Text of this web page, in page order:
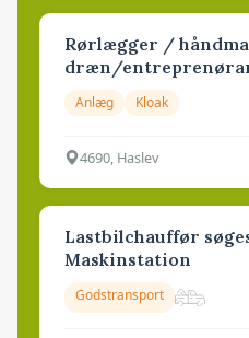
Rørlægger /
dræn/
Anlæg Kloak
4690, Haslev
Lastbilchauffør
Maskinstation
Godstransport